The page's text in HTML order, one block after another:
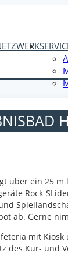
über ein 25 m
Rock-
ab. Gerne
mit
des Kur- und